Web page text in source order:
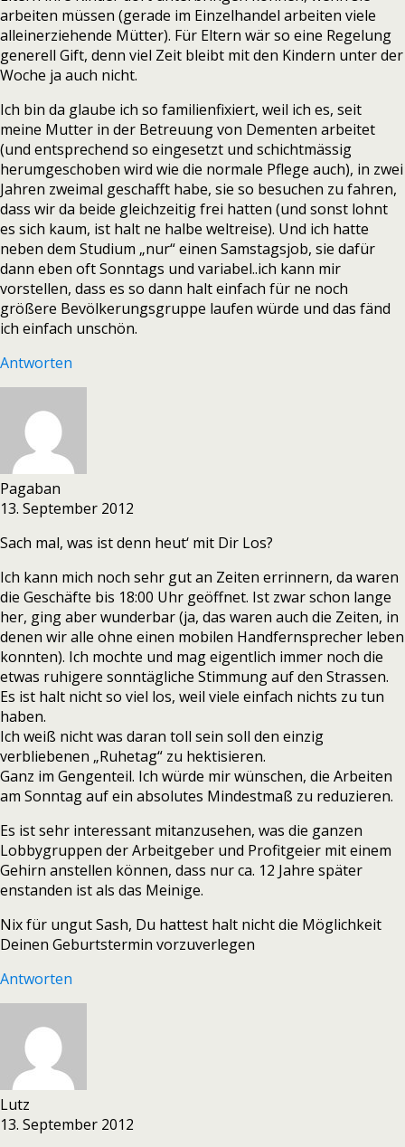
arbeiten müssen (gerade im Einzelhandel arbeiten viele
alleinerziehende Mütter). Für Eltern wär so eine Regelung
generell Gift, denn viel Zeit bleibt mit den Kindern unter der
Woche ja auch nicht.
Ich bin da glaube ich so familienfixiert, weil ich es, seit
meine Mutter in der Betreuung von Dementen arbeitet
(und entsprechend so eingesetzt und schichtmässig
herumgeschoben wird wie die normale Pflege auch), in zwei
Jahren zweimal geschafft habe, sie so besuchen zu fahren,
dass wir da beide gleichzeitig frei hatten (und sonst lohnt
es sich kaum, ist halt ne halbe weltreise). Und ich hatte
neben dem Studium „nur“ einen Samstagsjob, sie dafür
dann eben oft Sonntags und variabel..ich kann mir
vorstellen, dass es so dann halt einfach für ne noch
größere Bevölkerungsgruppe laufen würde und das fänd
ich einfach unschön.
Antworten
Pagaban
13. September 2012
Sach mal, was ist denn heut‘ mit Dir Los?
Ich kann mich noch sehr gut an Zeiten errinnern, da waren
die Geschäfte bis 18:00 Uhr geöffnet. Ist zwar schon lange
her, ging aber wunderbar (ja, das waren auch die Zeiten, in
denen wir alle ohne einen mobilen Handfernsprecher leben
konnten). Ich mochte und mag eigentlich immer noch die
etwas ruhigere sonntägliche Stimmung auf den Strassen.
Es ist halt nicht so viel los, weil viele einfach nichts zu tun
haben.
Ich weiß nicht was daran toll sein soll den einzig
verbliebenen „Ruhetag“ zu hektisieren.
Ganz im Gengenteil. Ich würde mir wünschen, die Arbeiten
am Sonntag auf ein absolutes Mindestmaß zu reduzieren.
Es ist sehr interessant mitanzusehen, was die ganzen
Lobbygruppen der Arbeitgeber und Profitgeier mit einem
Gehirn anstellen können, dass nur ca. 12 Jahre später
enstanden ist als das Meinige.
Nix für ungut Sash, Du hattest halt nicht die Möglichkeit
Deinen Geburtstermin vorzuverlegen
Antworten
Lutz
13. September 2012